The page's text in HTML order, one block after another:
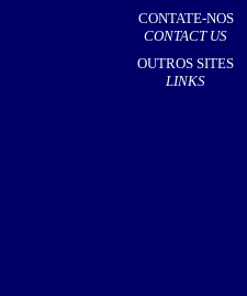
CONTATE-NOS
CONTACT US
OUTROS SITES
LINKS